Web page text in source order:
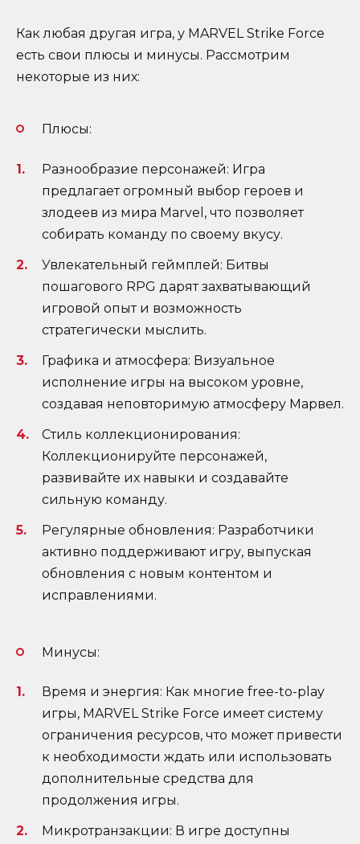
Как любая другая игра, у MARVEL Strike Force
есть свои плюсы и минусы. Рассмотрим
некоторые из них:
Плюсы:
Разнообразие персонажей: Игра
предлагает огромный выбор героев и
злодеев из мира Marvel, что позволяет
собирать команду по своему вкусу.
Увлекательный геймплей: Битвы
пошагового RPG дарят захватывающий
игровой опыт и возможность
стратегически мыслить.
Графика и атмосфера: Визуальное
исполнение игры на высоком уровне,
создавая неповторимую атмосферу Марвел.
Стиль коллекционирования:
Коллекционируйте персонажей,
развивайте их навыки и создавайте
сильную команду.
Регулярные обновления: Разработчики
активно поддерживают игру, выпуская
обновления с новым контентом и
исправлениями.
Минусы:
Время и энергия: Как многие free-to-play
игры, MARVEL Strike Force имеет систему
ограничения ресурсов, что может привести
к необходимости ждать или использовать
дополнительные средства для
продолжения игры.
Микротранзакции: В игре доступны